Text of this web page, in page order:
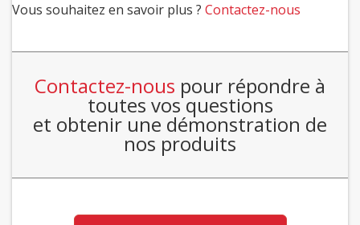
Vous souhaitez en savoir plus ? Contactez-nous
Contactez-nous pour répondre à
toutes vos questions
et obtenir une démonstration de
nos produits